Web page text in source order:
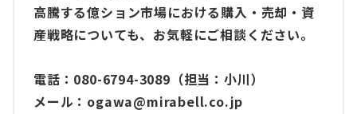
高騰する億ション市場における購入・売却・資
産戦略についても、お気軽にご相談ください。
電話：080-6794-3089（担当：小川）
メール：ogawa@mirabell.co.jp